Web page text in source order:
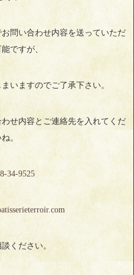
問い合わせ内容を送っていただ
ですが、
いますのでご了承下さい。
せ内容とご連絡先を入れてくだ
。
ください。